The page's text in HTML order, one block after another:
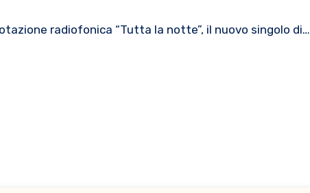
radiofonica “Tutta la notte”, il nuovo singolo di…